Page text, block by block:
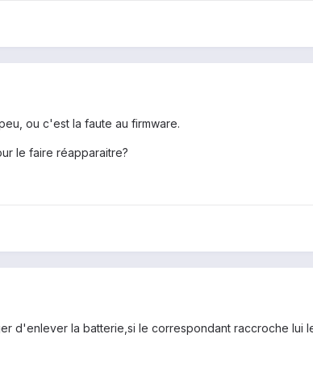
ou c'est la faute au firmware.
le faire réapparaitre?
d'enlever la batterie,si le correspondant raccroche lui